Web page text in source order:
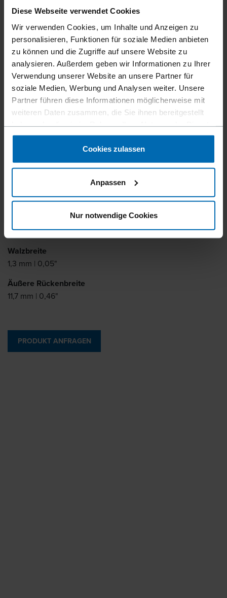
Diese Webseite verwendet Cookies
Wir verwenden Cookies, um Inhalte und Anzeigen zu
personalisieren, Funktionen für soziale Medien anbieten
zu können und die Zugriffe auf unsere Website zu
analysieren. Außerdem geben wir Informationen zu Ihrer
Verwendung unserer Website an unsere Partner für
soziale Medien, Werbung und Analysen weiter. Unsere
Partner führen diese Informationen möglicherweise mit
weiteren Daten zusammen, die Sie ihnen bereitgestellt
gesammelt haben.
Cookies zulassen
Anpassen
Nur notwendige Cookies
Befestigungsmittel///Klammern///Standard­klammern//
Feindraht­klammern
BECK STH 5019
BOSTITCH STH5019
6 - 14 mm | 1/4 - 9/16"
0,5 mm | 0,02"
Walzbreite
1,3 mm | 0,05"
Äußere Rückenbreite
11,7 mm | 0,46"
PRODUKT ANFRAGEN